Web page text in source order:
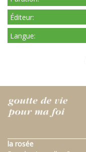
Éditeur:
Langue:
la rosée